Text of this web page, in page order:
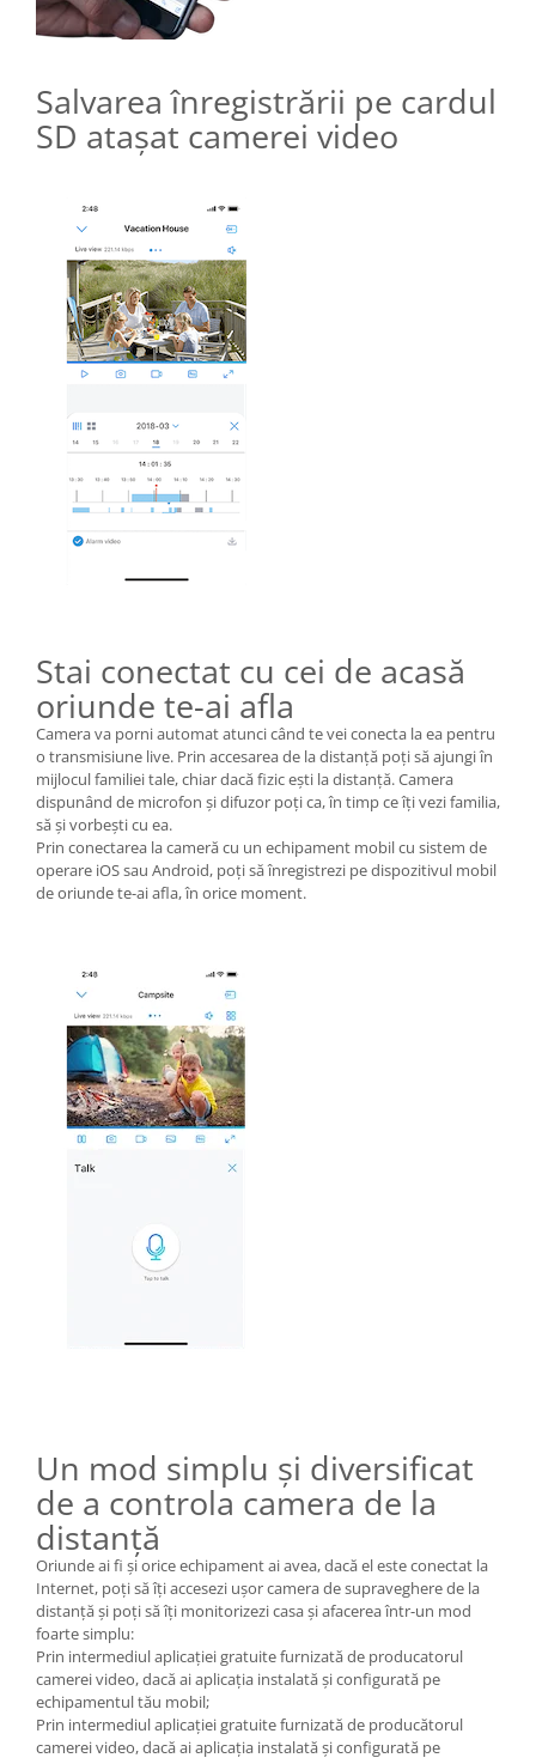
Salvarea înregistrării pe cardul
SD atașat camerei video
Stai conectat cu cei de acasă
oriunde te-ai afla
Camera va porni automat atunci când te vei conecta la ea pentru
o transmisiune live. Prin accesarea de la distanță poți să ajungi în
mijlocul familiei tale, chiar dacă fizic ești la distanță. Camera
dispunând de microfon și difuzor poți ca, în timp ce îți vezi familia,
să și vorbești cu ea.
Prin conectarea la cameră cu un echipament mobil cu sistem de
operare iOS sau Android, poți să înregistrezi pe dispozitivul mobil
de oriunde te-ai afla, în orice moment.
Un mod simplu și diversificat
de a controla camera de la
distanță
Oriunde ai fi și orice echipament ai avea, dacă el este conectat la
Internet, poți să îți accesezi ușor camera de supraveghere de la
distanță și poți să îți monitorizezi casa și afacerea într-un mod
foarte simplu:
Prin intermediul aplicației gratuite furnizată de producatorul
camerei video, dacă ai aplicația instalată și configurată pe
echipamentul tău mobil;
Prin intermediul aplicației gratuite furnizată de producătorul
camerei video, dacă ai aplicația instalată și configurată pe